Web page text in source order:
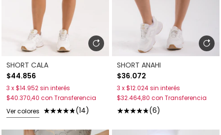
SHORT CALA
$44.856
(14)
3 x$14.952sin interés
$40.370,40 con Transferencia
Ver colores
SHORT ANAHI
$36.072
(6)
3 x$12.024sin interés
$32.464,80 con Transferencia